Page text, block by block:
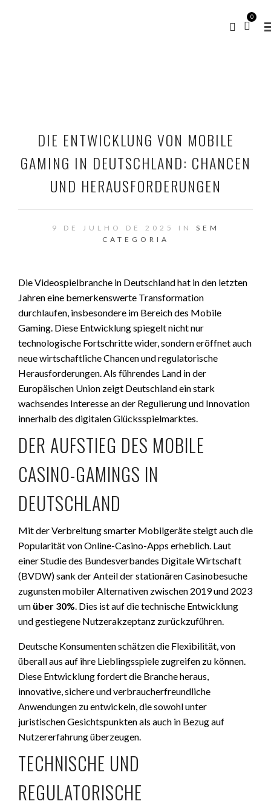
0
DIE ENTWICKLUNG VON MOBILE
GAMING IN DEUTSCHLAND: CHANCEN
UND HERAUSFORDERUNGEN
9 DE JULHO DE 2025 IN SEM
CATEGORIA
Die Videospielbranche in Deutschland hat in den letzten
Jahren eine bemerkenswerte Transformation
durchlaufen, insbesondere im Bereich des Mobile
Gaming. Diese Entwicklung spiegelt nicht nur
technologische Fortschritte wider, sondern eröffnet auch
neue wirtschaftliche Chancen und regulatorische
Herausforderungen. Als führendes Land in der
Europäischen Union zeigt Deutschland ein stark
wachsendes Interesse an der Regulierung und Innovation
innerhalb des digitalen Glücksspielmarktes.
DER AUFSTIEG DES MOBILE
CASINO-GAMINGS IN
DEUTSCHLAND
Mit der Verbreitung smarter Mobilgeräte steigt auch die
Popularität von Online-Casino-Apps erheblich. Laut
einer Studie des Bundesverbandes Digitale Wirtschaft
(BVDW) sank der Anteil der stationären Casinobesuche
zugunsten mobiler Alternativen zwischen 2019 und 2023
um über 30%. Dies ist auf die technische Entwicklung
und gestiegene Nutzerakzeptanz zurückzuführen.
Deutsche Konsumenten schätzen die Flexibilität, von
überall aus auf ihre Lieblingsspiele zugreifen zu können.
Diese Entwicklung fordert die Branche heraus,
innovative, sichere und verbraucherfreundliche
Anwendungen zu entwickeln, die sowohl unter
juristischen Gesichtspunkten als auch in Bezug auf
Nutzererfahrung überzeugen.
TECHNISCHE UND
REGULATORISCHE